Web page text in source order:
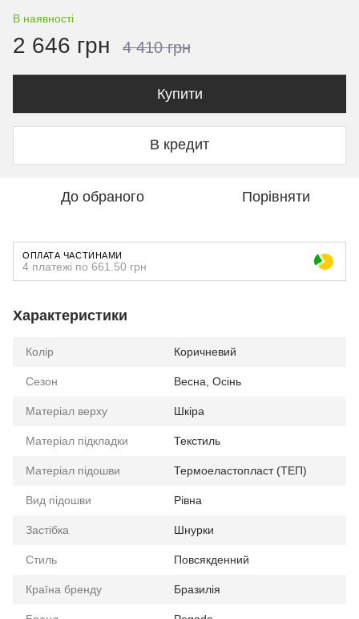
В наявності
2 646 грн 4 410 грн
Купити
В кредит
До обраного Порівняти
ОПЛАТА ЧАСТИНАМИ
4 платежі по 661.50 грн
Характеристики
Колір Коричневий
Сезон Весна, Осінь
Матеріал верху Шкіра
Матеріал підкладки Текстиль
Матеріал підошви Термоеластопласт (ТЕП)
Вид підошви Рівна
Застібка Шнурки
Стиль Повсякденний
Країна бренду Бразилія